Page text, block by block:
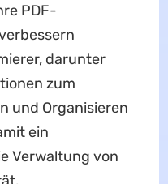
PDF-
darunter
zum
und Organisieren
ein
Verwaltung von